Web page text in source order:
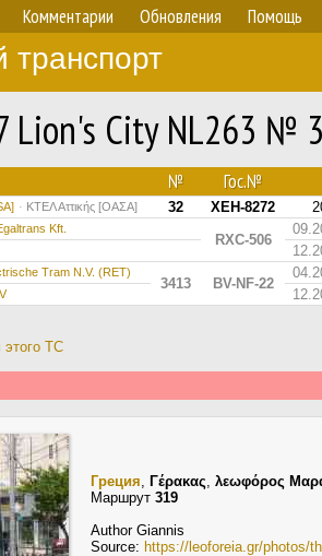
Комментарии Обновления Помощь
транспорт
Lion's City NL263 №
№ Гос.№
ΚΤΕΛ Αττικής [ΟΑΣΑ] 32 XEH-8272
Kft.
RXC-506
Tram N.V. (RET)
3413 BV-NF-22
ТС
Греция, Γέρακας, λεωφόρος
Маршрут 319
Author Giannis
Source: https://leoforeia.gr/photos/